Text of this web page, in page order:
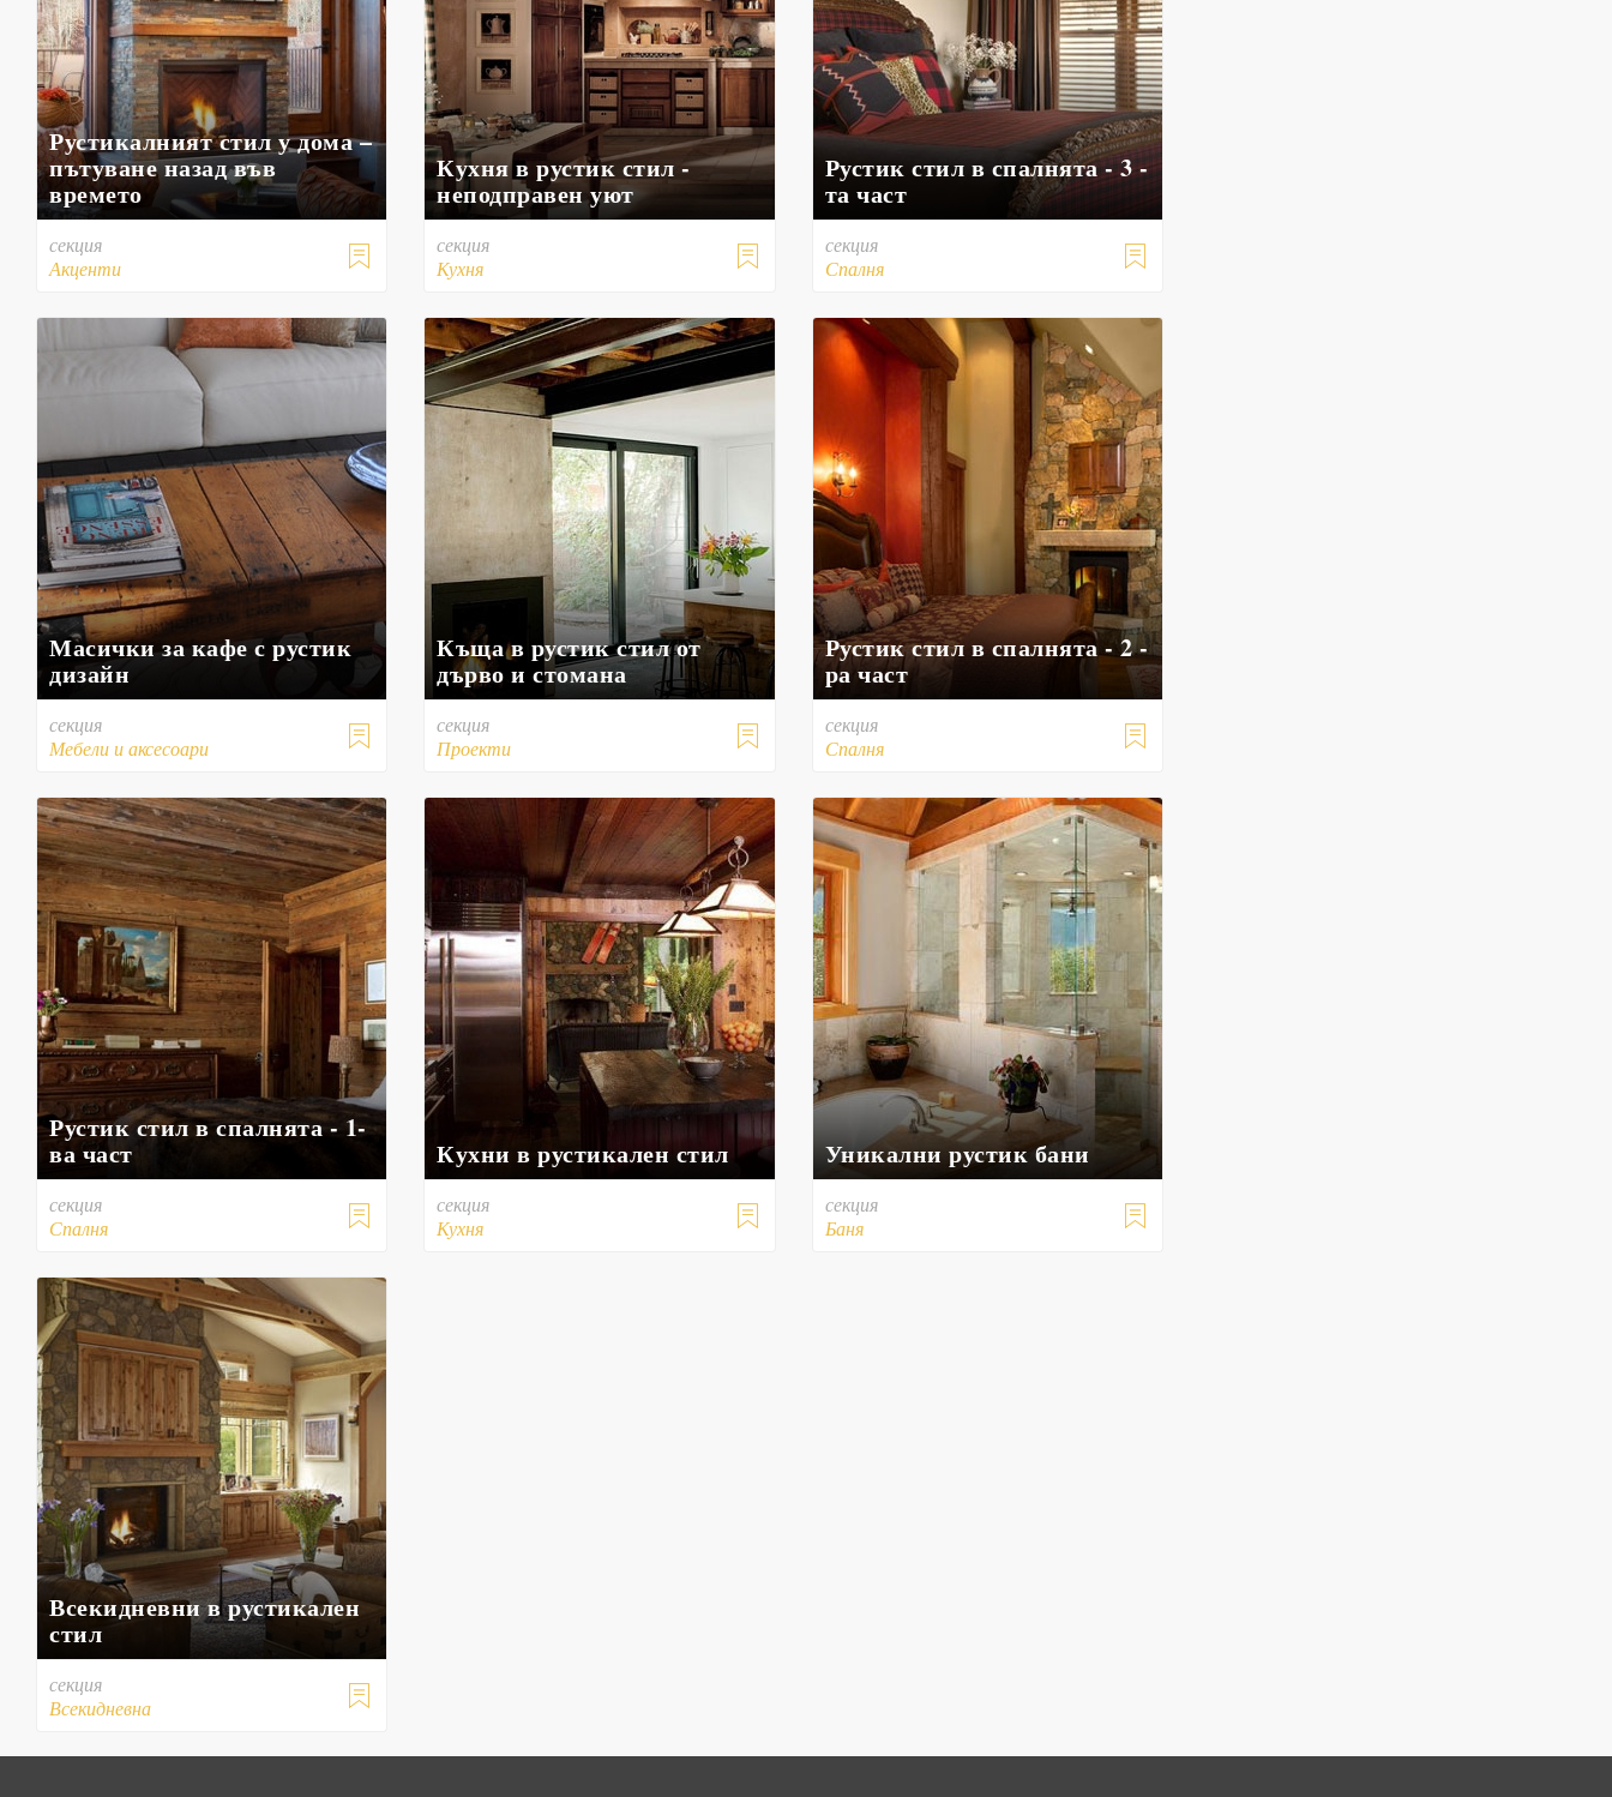
Рустикалният стил у дома –
пътуване назад във
времето

секция
Акценти
Кухня в рустик стил -
неподправен уют

секция
Кухня
Рустик стил в спалнята - 3 -
та част

секция
Спалня
Масички за кафе с рустик
дизайн

секция
Мебели и аксесоари
Къща в рустик стил от
дърво и стомана

секция
Проекти
Рустик стил в спалнята - 2 -
ра част

секция
Спалня
Рустик стил в спалнята - 1-
ва част

секция
Спалня
Кухни в рустикален стил

секция
Кухня
Уникални рустик бани

секция
Баня
Всекидневни в рустикален
стил

секция
Всекидневна